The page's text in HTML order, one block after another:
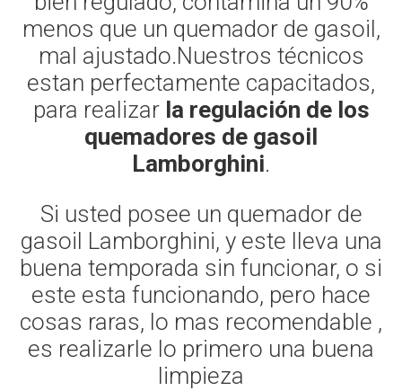
menos que un quemador de gasoil,
mal ajustado.Nuestros técnicos
estan perfectamente capacitados,
para realizar la regulación de los
quemadores de gasoil
Lamborghini.
Si usted posee un quemador de
gasoil Lamborghini, y este lleva una
buena temporada sin funcionar, o si
este esta funcionando, pero hace
cosas raras, lo mas recomendable ,
es realizarle lo primero una buena
limpieza